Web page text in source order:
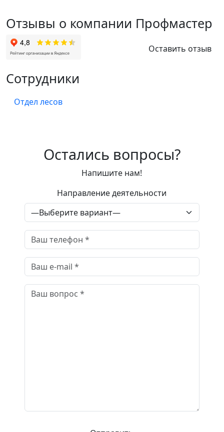
Отзывы о компании Профмастер
Оставить отзыв
Сотрудники
Отдел лесов
Остались вопросы?
Напишите нам!
Направление деятельности